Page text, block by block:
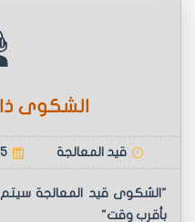
الشكوى ذات
قيد المعالجة
"الشكوى قيد المعالجة
بأقرب وقت"